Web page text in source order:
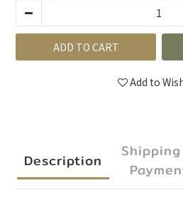
ADD TO CART
Add to
Description